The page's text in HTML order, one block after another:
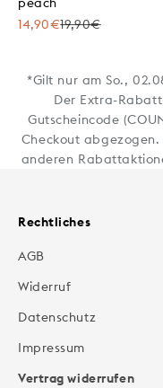
Angebot
14,90€Regulärer Preis
19,90€
*Gilt nur am So.,
Der Extra-
Gutscheincode
Checkout
anderen
Rechtliches
AGB
Widerruf
Datenschutz
Impressum
Vertrag widerrufen